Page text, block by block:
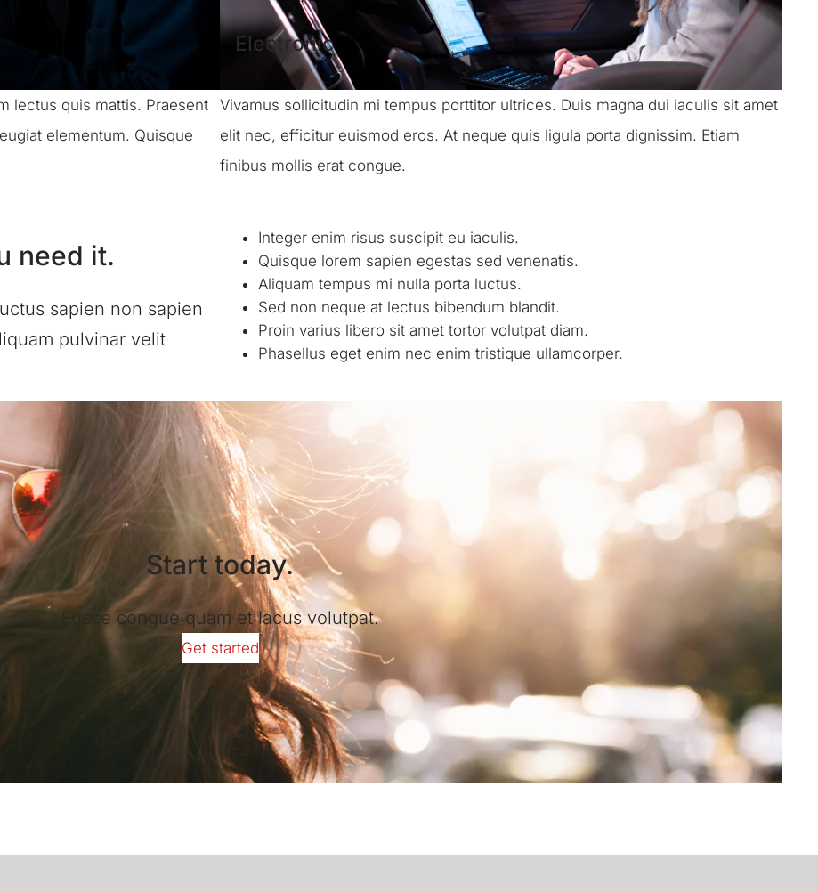
lectus quis mattis. Praesent
elementum. Quisque
Electronic
Vivamus sollicitudin mi tempus porttitor ultrices. Duis magna dui iaculis sit amet
elit nec, efficitur euismod eros. At neque quis ligula porta dignissim. Etiam
finibus mollis erat congue.
need it.
sapien non sapien
pulvinar velit
Integer enim risus suscipit eu iaculis.
Quisque lorem sapien egestas sed venenatis.
Aliquam tempus mi nulla porta luctus.
Sed non neque at lectus bibendum blandit.
Proin varius libero sit amet tortor volutpat diam.
Phasellus eget enim nec enim tristique ullamcorper.
Start today.
Fusce congue quam et lacus volutpat.
Get started